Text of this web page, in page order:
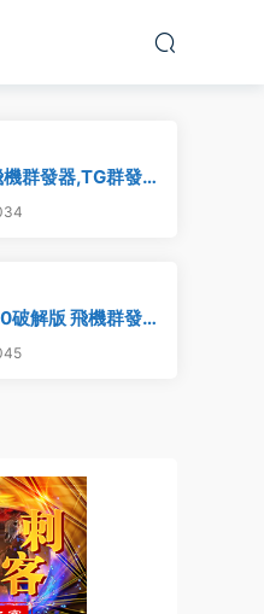
群發器,TG群發
軟件,群發工具,群
器,電報群發,協議
解版 飛機群發器
群發工具_破解